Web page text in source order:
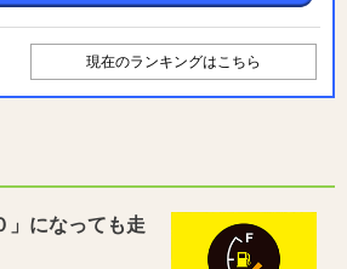
現在のランキングはこちら
」になっても走